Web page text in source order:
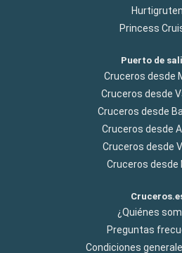
Hurtigruten
Princess
Puerto de
Cruceros desde
Cruceros desde
Cruceros desde
Cruceros desde
Cruceros desde
Cruceros desde
¿Quiénes
Preguntas
Condiciones